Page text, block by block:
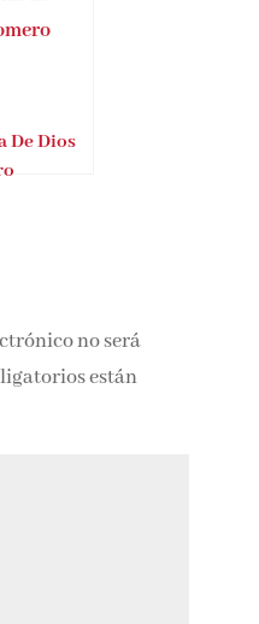
De Dios
Mont
no será
están